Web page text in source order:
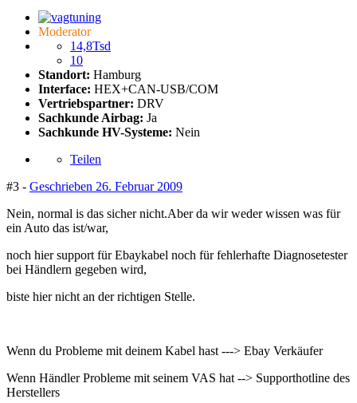
Moderator
14,8Tsd
10
Standort: Hamburg
Interface: HEX+CAN-USB/COM
Vertriebspartner: DRV
Sachkunde Airbag: Ja
Sachkunde HV-Systeme: Nein
Teilen
#3 - Geschrieben 26. Februar 2009
Nein, normal is das sicher nicht.Aber da wir weder wissen was für
ein Auto das ist/war,
noch hier support für Ebaykabel noch für fehlerhafte Diagnosetester
bei Händlern gegeben wird,
biste hier nicht an der richtigen Stelle.
Wenn du Probleme mit deinem Kabel hast ---> Ebay Verkäufer
Wenn Händler Probleme mit seinem VAS hat --> Supporthotline des
Herstellers